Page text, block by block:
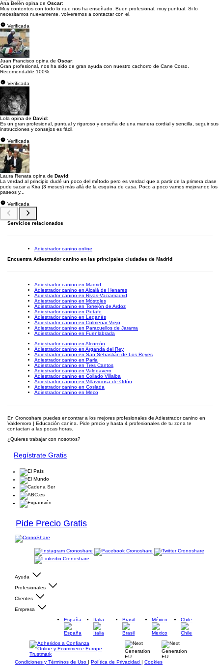
Ana Belén opina de Oscar:
Muy contentos con todo lo que nos ha enseñado. Buen profesional, muy puntual. Si lo
necesitamos nuevamente, volveremos a contactar con el.
Verificada
Juan Francisco opina de Oscar:
Gran profesional, nos ha sido de gran ayuda con nuestro cachorro de Cane Corso.
Recomendable 100%.
Verificada
Lola opina de David:
Es un gran profesional, puntual y riguroso y enseña de una manera cordial y sencilla, seguir sus
instrucciones y consejos es fácil.
Verificada
Laura Renata opina de David:
La verdad al principio dudé un poco del método pero es verdad que a partir de la primera clase
pude sacar a Kira (3 meses) más allá de la esquina de casa. Poco a poco vamos mejorando los
paseos y...
Verificada
Servicios relacionados
Adiestrador canino online
Encuentra Adiestrador canino en las principales ciudades de Madrid
Adiestrador canino en Madrid
Adiestrador canino en Alcalá de Henares
Adiestrador canino en Rivas-Vaciamadrid
Adiestrador canino en Móstoles
Adiestrador canino en Torrejón de Ardoz
Adiestrador canino en Getafe
Adiestrador canino en Leganés
Adiestrador canino en Colmenar Viejo
Adiestrador canino en Paracuellos de Jarama
Adiestrador canino en Fuenlabrada
Adiestrador canino en Alcorcón
Adiestrador canino en Arganda del Rey
Adiestrador canino en San Sebastián de Los Reyes
Adiestrador canino en Parla
Adiestrador canino en Tres Cantos
Adiestrador canino en Valdeavero
Adiestrador canino en Collado Villalba
Adiestrador canino en Villaviciosa de Odón
Adiestrador canino en Coslada
Adiestrador canino en Meco
En Cronoshare puedes encontrar a los mejores profesionales de Adiestrador canino en
Valdemoro | Educación canina. Pide precio y hasta 4 profesionales de tu zona te
contactan a las pocas horas.
¿Quieres trabajar con nosotros?
Regístrate Gratis
Pide Precio Gratis
Ayuda
Profesionales
Clientes
Empresa
España
Italia Brasil México Chile
Condiciones y Términos de Uso | Política de Privacidad | Cookies